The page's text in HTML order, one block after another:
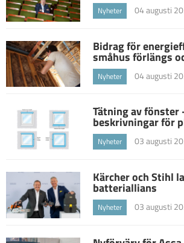
Nyheter 04 augusti
Bidrag för
småhus förlängs
Nyheter 04 augusti
Tätning av fönster
beskrivningar för
Nyheter 03 augusti
Kärcher och Stihl
batteriallians
Nyheter 03 augusti